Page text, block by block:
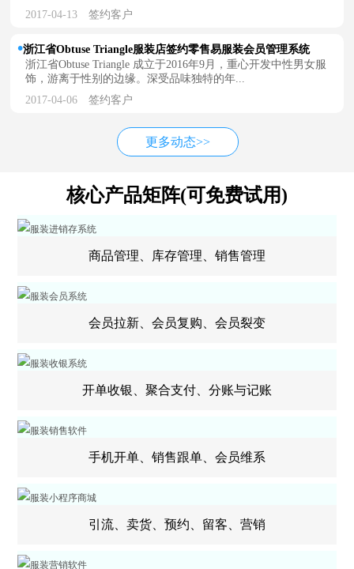
2017-04-13 签约客户
浙江省Obtuse Triangle服装店签约零售易服装会员管理系统
浙江省Obtuse Triangle 成立于2016年9月，重心开发中性男女服
饰，游离于性别的边缘。深受品味独特的年...
2017-04-06 签约客户
更多动态>>
核心产品矩阵(可免费试用)
商品管理、库存管理、销售管理
会员拉新、会员复购、会员裂变
开单收银、聚合支付、分账与记账
手机开单、销售跟单、会员维系
引流、卖货、预约、留客、营销